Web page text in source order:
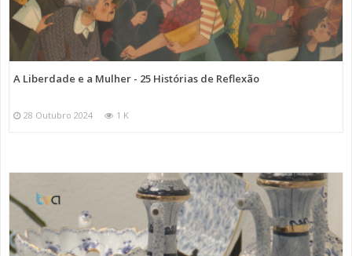
A Liberdade e a Mulher - 25 Histórias de Reflexão
28 Outubro 2024 1 K